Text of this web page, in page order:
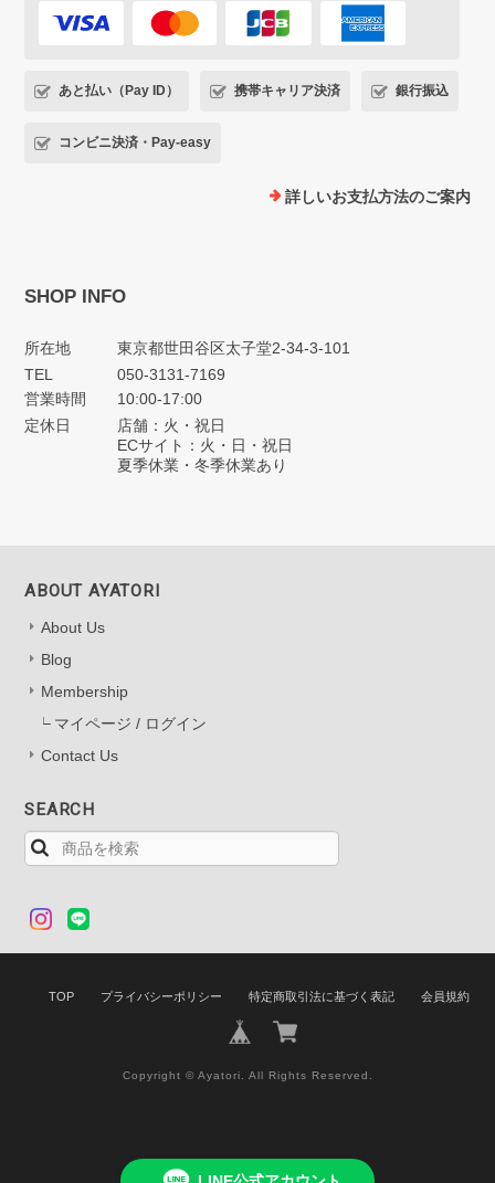
あと払い（Pay ID） 携帯キャリア決済 銀行振込
コンビニ決済・Pay-easy
詳しいお支払方法のご案内
SHOP INFO
所在地
東京都世田谷区太子堂2-34-3-101
TEL
050-3131-7169
営業時間
10:00-17:00
定休日
店舗：火・祝日
ECサイト：火・日・祝日
夏季休業・冬季休業あり
ABOUT AYATORI
About Us
Blog
Membership
マイページ / ログイン
Contact Us
SEARCH
TOP プライバシーポリシー 特定商取引法に基づく表記 会員規約
Copyright © Ayatori. All Rights Reserved.